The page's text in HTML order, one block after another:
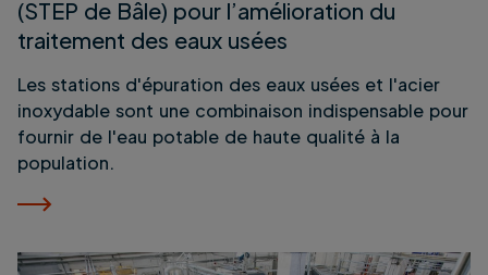
(STEP de Bâle) pour l’amélioration du
traitement des eaux usées
Les stations d'épuration des eaux usées et l'acier
inoxydable sont une combinaison indispensable pour
fournir de l'eau potable de haute qualité à la
population.